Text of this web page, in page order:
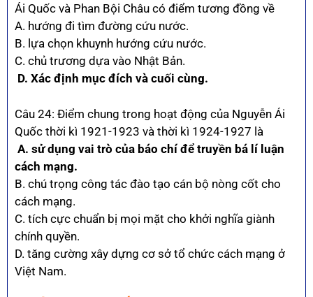
Ái Quốc và Phan Bội Châu có điểm tương đồng về
A. hướng đi tìm đường cứu nước.
B. lựa chọn khuynh hướng cứu nước.
C. chủ trương dựa vào Nhật Bản.
D. Xác định mục đích và cuối cùng.
Câu 24: Điểm chung trong hoạt động của Nguyễn Ái
Quốc thời kì 1921-1923 và thời kì 1924-1927 là
A. sử dụng vai trò của báo chí để truyền bá lí luận
cách mạng.
B. chú trọng công tác đào tạo cán bộ nòng cốt cho
cách mạng.
C. tích cực chuẩn bị mọi mặt cho khởi nghĩa giành
chính quyền.
D. tăng cường xây dựng cơ sở tổ chức cách mạng ở
Việt Nam.